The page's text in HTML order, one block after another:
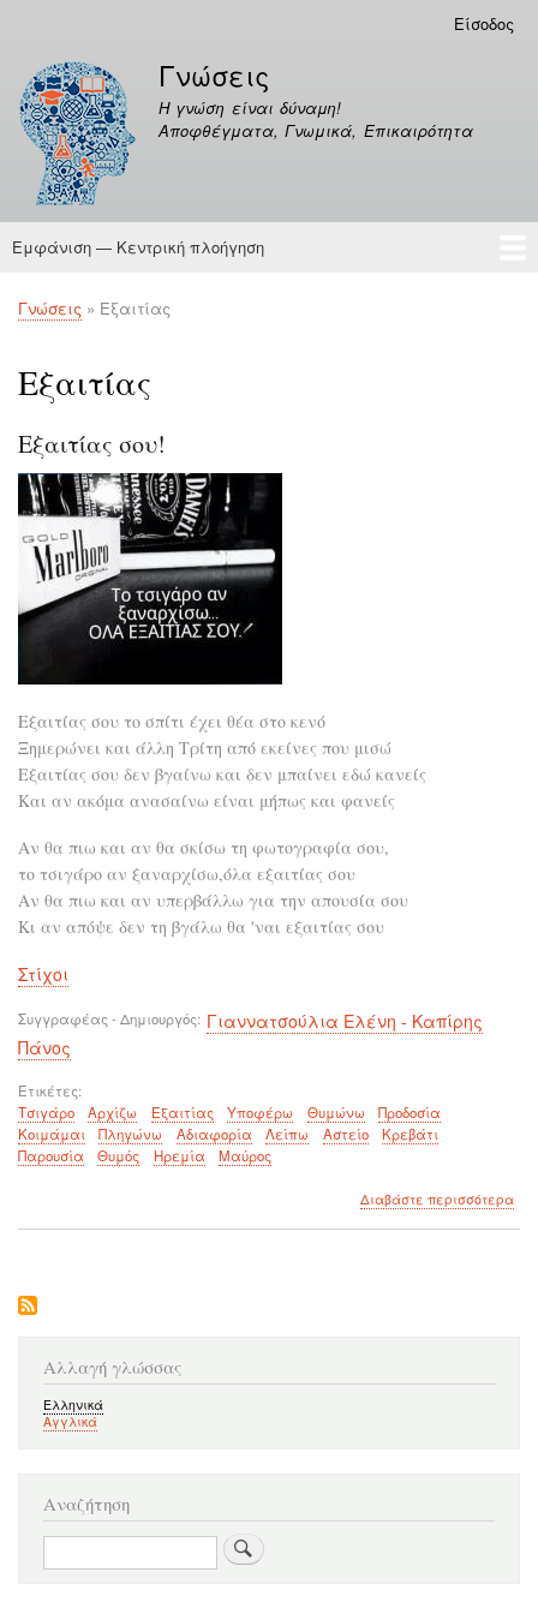
περιεχόμενο
λογαριασμού
χρήστη
Είσοδος
Γνώσεις
Η γνώση είναι δύναμη!
Αποφθέγματα, Γνωμικά, Επικαιρότητα
Κεντρική
Εμφάνιση — Κεντρική πλοήγηση
Γνώσεις
Αποφθέγματα
Breadcrumb
Γνώσεις Εξαιτίας
Εξαιτίας
Εξαιτίας σου!
Εξαιτίας σου το σπίτι έχει θέα στο κενό
Ξημερώνει και άλλη Τρίτη από εκείνες που μισώ
Εξαιτίας σου δεν βγαίνω και δεν μπαίνει εδώ κανείς
Και αν ακόμα ανασαίνω είναι μήπως και φανείς
Αν θα πιω και αν θα σκίσω τη φωτογραφία σου,
το τσιγάρο αν ξαναρχίσω,όλα εξαιτίας σου
Αν θα πιω και αν υπερβάλλω για την απουσία σου
Κι αν απόψε δεν τη βγάλω θα 'ναι εξαιτίας σου
Στίχοι
Συγγραφέας - Δημιουργός Γιαννατσούλια Ελένη - Καπίρης
Πάνος
Ετικέτες
Τσιγάρο
Αρχίζω Εξαιτίας Υποφέρω Θυμώνω
Προδοσία
Κοιμάμαι
Πληγώνω Αδιαφορία Λείπω Αστείο
Κρεβάτι
Παρουσία
Θυμός Ηρεμία Μαύρος
Διαβάστε περισσότεραγια
Αλλαγή γλώσσας
Ελληνικά
Αγγλικά
Αναζήτηση
Αναζήτηση